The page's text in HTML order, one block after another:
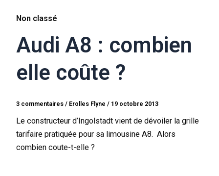
Non classé
Audi A8 : combien
elle coûte ?
3 commentaires / Erolles Flyne/ 19 octobre 2013
Le constructeur d’Ingolstadt vient de dévoiler la grille
tarifaire pratiquée pour sa limousine A8. Alors
combien coute-t-elle ?